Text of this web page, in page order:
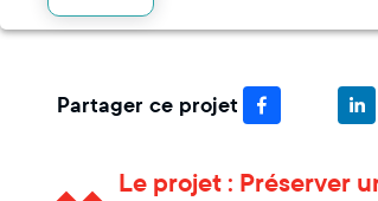
Partager ce projet
Le projet : Préserver